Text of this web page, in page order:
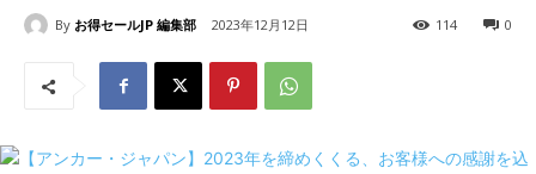
By お得セールJP 編集部 2023年12月12日 0
114